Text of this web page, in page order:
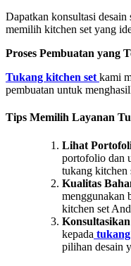
Dapatkan konsultasi desain
memilih kitchen set yang
Proses Pembuatan yang
Tukang kitchen set kami
pembuatan untuk
Tips Memilih Layanan
Lihat
portofolio dan
tukang kitchen
Kualitas
menggunakan
kitchen set
kepada
pilihan desain